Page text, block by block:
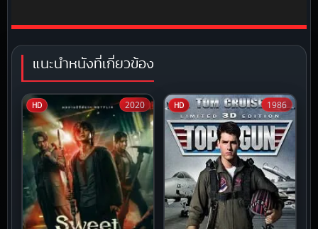
แนะนำหนังที่เกี่ยวข้อง
HD 2020 HD 1986